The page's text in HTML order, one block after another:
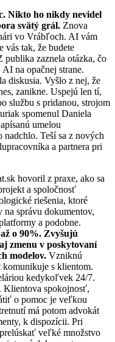
Nikto ho nikdy nevidel
svätý grál. Znova
vo Vrábľoch. AI vám
vás tak, že budete
publika zaznela otázka, čo
na opačnej strane.
diskusia. Vyšlo z nej, že
zanikne. Uspejú len tí,
službu s pridanou, strojom
spomenul Daniela
umelou
Teší sa z nových
a partnera pri
hovoril z praxe, ako sa
a spoločnosť
riešenia, ktoré
správu dokumentov,
a podobne.
o 90%. Zvyšujú
zmenu v poskytovaní
modelov. Vzniknú
komunikuje s klientom.
kedykoľvek 24/7.
Klientova spokojnosť,
o pomoc je veľkou
má potom advokát
k dispozícii. Pri
veľké množstvo